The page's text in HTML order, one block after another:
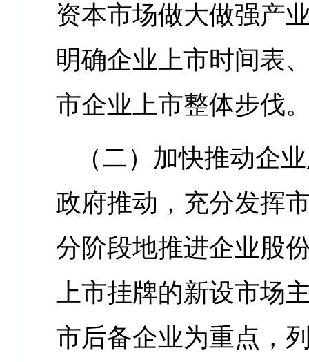
资本市场做大做强产
明确企业上市时间表
市企业上市整体步伐
（二）加快推动企
政府推动，充分发挥
分阶段地推进企业股
上市挂牌的新设市场
市后备企业为重点，